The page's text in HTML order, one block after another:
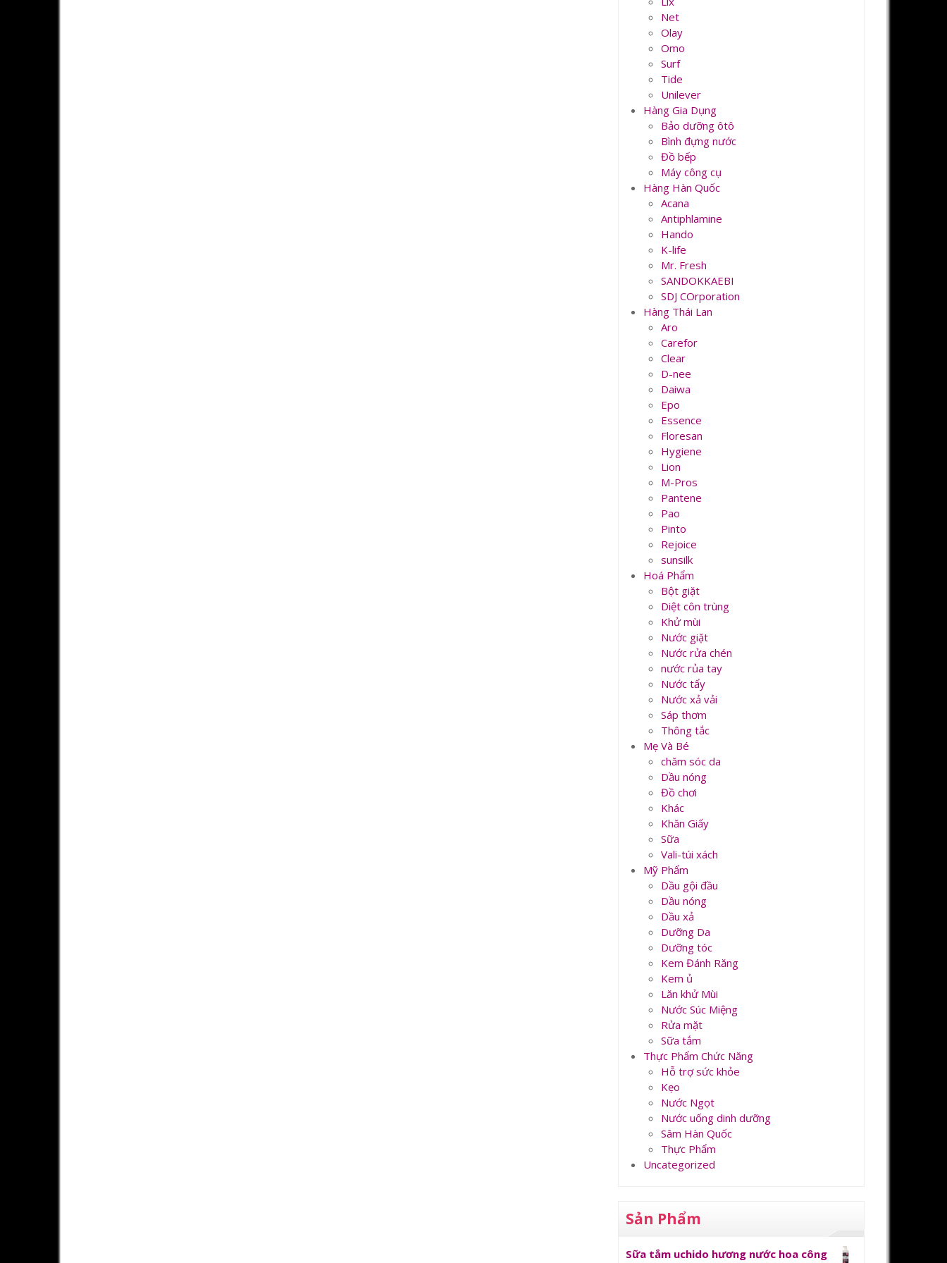
Net
Olay
Omo
Surf
Tide
Unilever
Hàng Gia Dụng
Bảo dưỡng ôtô
Bình đựng nước
Đồ bếp
Máy công cụ
Hàng Hàn Quốc
Acana
Antiphlamine
Hando
K-life
Mr. Fresh
SANDOKKAEBI
SDJ COrporation
Hàng Thái Lan
Aro
Carefor
Clear
D-nee
Daiwa
Epo
Essence
Floresan
Hygiene
Lion
M-Pros
Pantene
Pao
Pinto
Rejoice
sunsilk
Hoá Phẩm
Bột giặt
Diệt côn trùng
Khử mùi
Nước giặt
Nước rửa chén
nước rủa tay
Nước tẩy
Nước xả vải
Sáp thơm
Thông tắc
Mẹ Và Bé
chăm sóc da
Dầu nóng
Đồ chơi
Khác
Khăn Giấy
Sữa
Vali-túi xách
Mỹ Phẩm
Dầu gội đầu
Dầu nóng
Dầu xả
Dưỡng Da
Dưỡng tóc
Kem Đánh Răng
Kem ủ
Lăn khử Mùi
Nước Súc Miệng
Rửa mặt
Sữa tắm
Thực Phẩm Chức Năng
Hỗ trợ sức khỏe
Kẹo
Nước Ngọt
Nước uống dinh dưỡng
Sâm Hàn Quốc
Thực Phẩm
Uncategorized
Sản Phẩm
Sữa tắm uchido hương nước hoa công